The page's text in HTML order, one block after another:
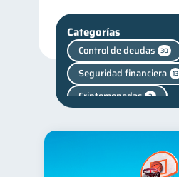
Categorías
Control de deudas 30
Seguridad financiera 13
Criptomonedas 2
Finanzas personales 44